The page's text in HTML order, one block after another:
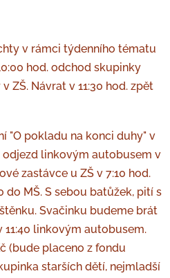
v rámci týdenního tématu
hod. odchod skupinky
ZŠ. Návrat v 11:30 hod. zpět
"O pokladu na konci duhy" v
linkovým autobusem v
zastávce u ZŠ v 7:10 hod.
MŠ. S sebou batůžek, pití s
Svačinku budeme brát
11:40 linkovým autobusem.
(bude placeno z fondu
starších dětí, nejmladší